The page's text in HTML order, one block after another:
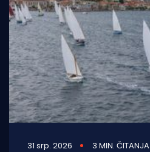
31 srp. 2026 3 MIN. ČITANJA